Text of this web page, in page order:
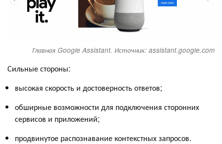
Главная Google Assistant. Источник: assistant.google.com
Сильные стороны:
высокая скорость и достоверность ответов;
обширные возможности для подключения сторонних
сервисов и приложений;
продвинутое распознавание контекстных запросов.